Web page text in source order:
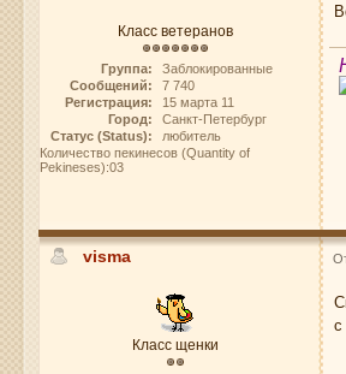
Класс ветеранов
Группа:
Заблокированные
Сообщений:
7 740
Регистрация:
15 марта 11
Город:
Санкт-Петербург
Статус (Status):
любитель
Количество пекинесов (Quantity of
Pekineses):03
visma
Класс щенки
с